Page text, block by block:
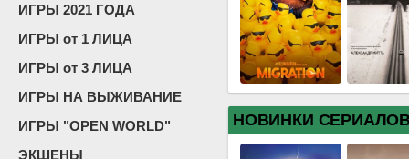
ИГРЫ 2021 ГОДА
ИГРЫ от 1 ЛИЦА
ИГРЫ от 3 ЛИЦА
ИГРЫ НА ВЫЖИВАНИЕ
ИГРЫ "OPEN WORLD"
ЭКШЕНЫ
НОВИНКИ